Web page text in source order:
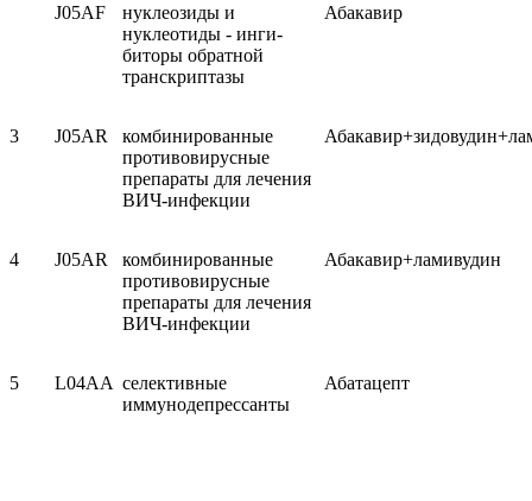
J05AF
нуклеозиды и
нуклеотиды - инги­
биторы обратной
транскриптазы
Абакавир
3 J05AR
комбинированные
противо­вирусные
препараты для лечения
ВИЧ-инфекции
4 J05AR
комбинированные
противо­вирусные
препараты для лечения
ВИЧ-инфекции
Абакавир+ламивудин
5 L04AA селективные
иммунодепрессанты
Абатацепт